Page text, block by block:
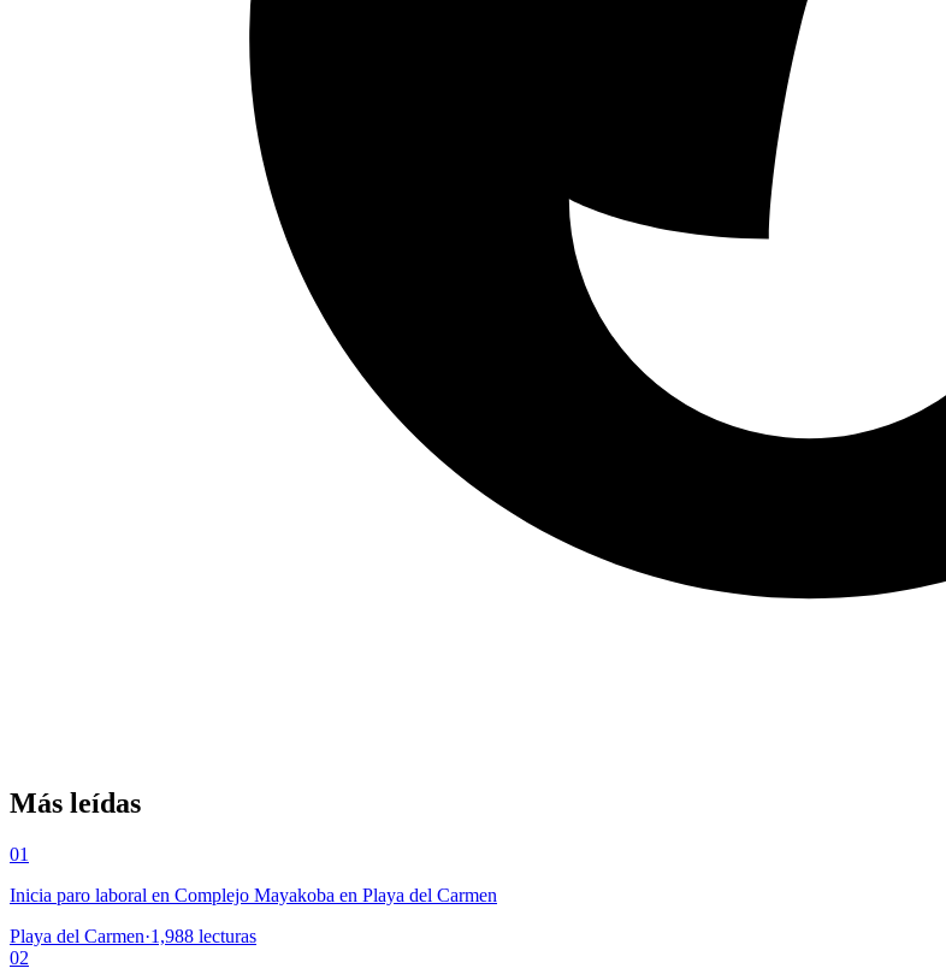
Más leídas
01
Inicia paro laboral en Complejo Mayakoba en Playa del Carmen
Playa del Carmen·1,988 lecturas
02